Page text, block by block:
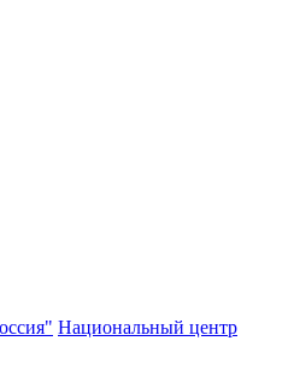
Национальный центр